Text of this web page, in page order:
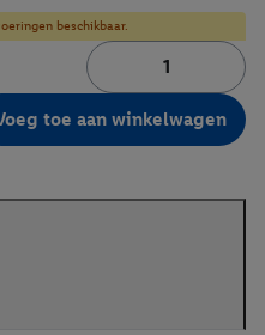
beschikbaar.
toe aan winkelwagen